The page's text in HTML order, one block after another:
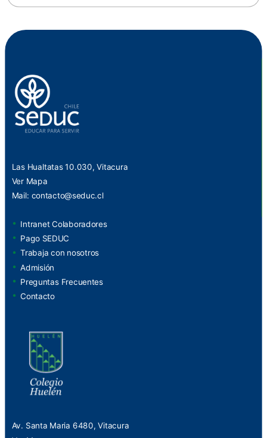
Las Hualtatas 10.030, Vitacura
Ver Mapa
Mail: contacto@seduc.cl
Intranet Colaboradores
Pago SEDUC
Trabaja con nosotros
Admisión
Preguntas Frecuentes
Contacto
Av. Santa Maria 6480, Vitacura